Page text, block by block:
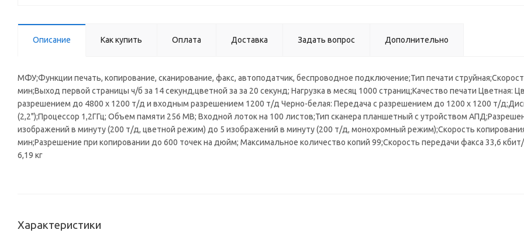
Описание Как купить Оплата Доставка Задать вопрос Дополнительно
МФУ;Функции печать, копирование, сканирование, факс, автоподатчик, беспроводное подключение;Тип печати
мин;Выход первой страницы ч/б за 14 секунд,цветной за за 20 секунд; Нагрузка в месяц 1000 страниц;Качество печати Цветная:
разрешением до 4800 x 1200 т/д и входным разрешением 1200 т/д Черно-белая: Передача с разрешением до 1200 x 1200 т/
(2,2");Процессор 1,2ГГц; Объем памяти 256 МВ; Входной лоток на 100 листов;Тип сканера планшетный с утройством
изображений в минуту (200 т/д, цветной режим) до 5 изображений в минуту (200 т/д, монохромный режим);Скорость
мин;Разрешение при копировании до 600 точек на дюйм; Максимальное количество копий 99;Скорость передачи факса 33,6
6,19 кг
Характеристики